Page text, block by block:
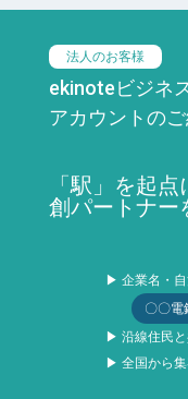
法人のお客様
ekinoteビジネ
アカウントの
「駅」を起
創パートナー
▶ 企業名・
〇〇電
▶ 沿線住民
▶ 全国から